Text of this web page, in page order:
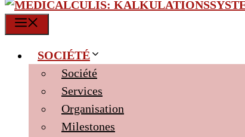
SOCIÉTÉ
Société
Services
Organisation
Milestones